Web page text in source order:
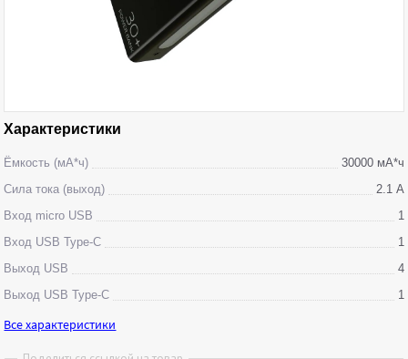
Характеристики
Ёмкость (мА*ч)
30000 мА*ч
Сила тока (выход)
2.1 А
Вход micro USB
1
Вход USB Type-C
1
Выход USB
4
Выход USB Type-C
1
Все характеристики